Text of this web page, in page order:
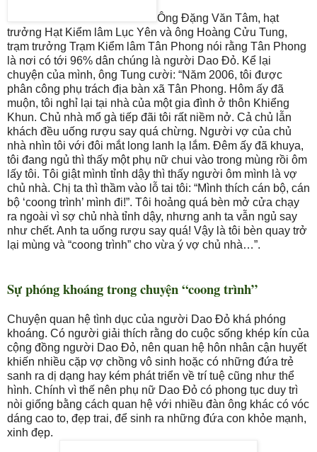
Ông Đặng Văn Tâm, hạt
trưởng Hạt Kiểm lâm Lục Yên và ông Hoàng Cửu Tung,
trạm trưởng Trạm Kiểm lâm Tân Phong nói rằng Tân Phong
là nơi có tới 96% dân chúng là người Dao Đỏ. Kể lại
chuyện của mình, ông Tung cười: “Năm 2006, tôi được
phân công phụ trách địa bàn xã Tân Phong. Hôm ấy đã
muộn, tôi nghỉ lại tại nhà của một gia đình ở thôn Khiểng
Khun. Chủ nhà mổ gà tiếp đãi tôi rất niềm nở. Cả chủ lẫn
khách đều uống rượu say quá chừng. Người vợ của chủ
nhà nhìn tôi với đôi mắt long lanh lạ lắm. Đêm ấy đã khuya,
tôi đang ngủ thì thấy một phụ nữ chui vào trong mùng rồi ôm
lấy tôi. Tôi giật mình tỉnh dậy thì thấy người ôm mình là vợ
chủ nhà. Chị ta thì thầm vào lỗ tai tôi: “Mình thích cán bộ, cán
bộ ‘coong trình’ mình đi!”. Tôi hoảng quá bèn mở cửa chạy
ra ngoài vì sợ chủ nhà tỉnh dậy, nhưng anh ta vẫn ngủ say
như chết. Anh ta uống rượu say quá! Vậy là tôi bèn quay trở
lại mùng và “coong trình” cho vừa ý vợ chủ nhà…”.
Sự phóng khoáng trong chuyện “coong trình”
Chuyện quan hệ tình dục của người Dao Đỏ khá phóng
khoáng. Có người giải thích rằng do cuộc sống khép kín của
cộng đồng người Dao Đỏ, nên quan hệ hôn nhân cận huyết
khiến nhiều cặp vợ chồng vô sinh hoặc có những đứa trẻ
sanh ra dị dạng hay kém phát triển về trí tuệ cũng như thể
hình. Chính vì thế nên phụ nữ Dao Đỏ có phong tục duy trì
nòi giống bằng cách quan hệ với nhiều đàn ông khác có vóc
dáng cao to, đẹp trai, để sinh ra những đứa con khỏe mạnh,
xinh đẹp.